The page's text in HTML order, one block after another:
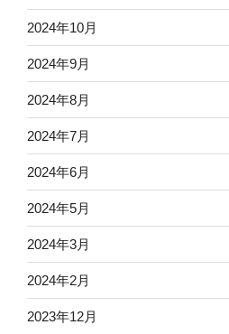
2024年10月
2024年9月
2024年8月
2024年7月
2024年6月
2024年5月
2024年3月
2024年2月
2023年12月